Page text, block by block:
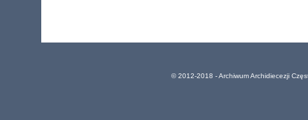
© 2012-2018 - Archiwum Archidiecezji